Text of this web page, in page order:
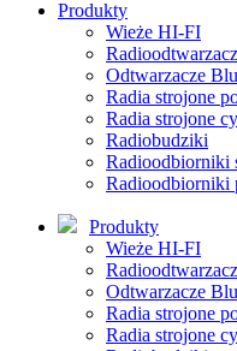
Produkty
Wieże HI-FI
Odtwarzacze
Radia strojone
Radia strojone
Radiobudziki
Radioodbiorniki
Radioodbiorniki
Produkty
Wieże HI-FI
Odtwarzacze
Radia strojone
Radia strojone